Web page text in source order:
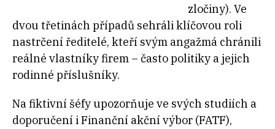
zločiny). Ve
dvou třetinách případů sehráli klíčovou roli
nastrčení ředitelé, kteří svým angažmá chránili
reálné vlastníky firem – často politiky a jejich
rodinné příslušníky.
Na fiktivní šéfy upozorňuje ve svých studiích a
doporučení i Finanční akční výbor (FATF),